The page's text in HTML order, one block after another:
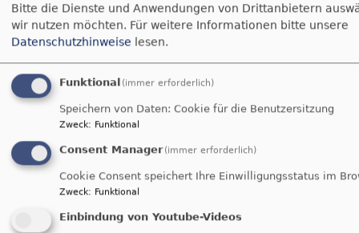
Gottesdienst in moderner Form mit
Abendmahl
Pfarrerin Sandra Schwarz-Biller
Bitte die Dienste und Anwendungen von Drittanbietern
wir nutzen möchten. Für weitere Informationen bitte unsere
Datenschutzhinweise lesen.
Funktional (immer erforderlich)
Speichern von Daten: Cookie für die Benutzersitzung
Zweck: Funktional
Consent Manager (immer erforderlich)
Cookie Consent speichert Ihre Einwilligungsstatus im
Zweck: Funktional
Einbindung von Youtube-Videos